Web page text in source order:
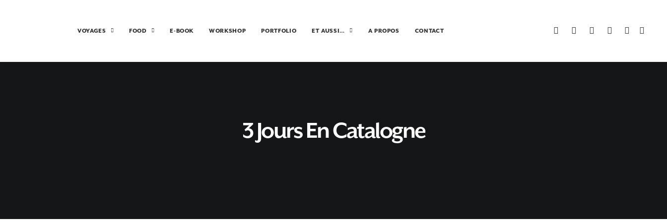
VOYAGES FOOD E-BOOK WORKSHOP PORTFOLIO ET AUSSI… A PROPOS CONTACT
3 Jours En Catalogne